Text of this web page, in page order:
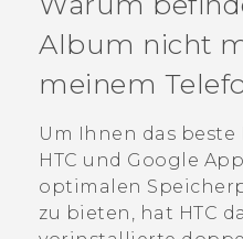
VIVERSE
UNTERSTÜTZUNG
HTC-Geräte und Zubehör
Anmelden
Album nicht
meinem
Um Ihnen das
HTC und Google
optimalen
zu bieten, hat HTC